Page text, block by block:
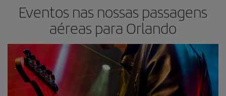
Eventos nas nossas passagens
aéreas para Orlando